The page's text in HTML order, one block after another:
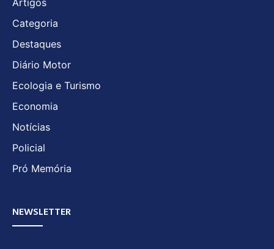
Categoria
Destaques
Diário Motor
Ecologia e Turismo
Economia
Notícias
Policial
Pró Memória
NEWSLETTER